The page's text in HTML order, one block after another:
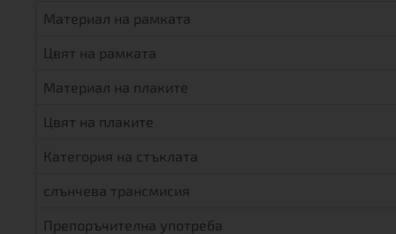
Материал на рамката
Цвят на рамката
Материал на плаките
Цвят на плаките
Категория на стъклата
слънчева трансмисия
Препоръчителна употреба